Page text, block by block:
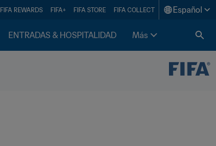
FIFA REWARDS FIFA+ FIFA STORE FIFA COLLECT Español
ENTRADAS & HOSPITALIDAD Más